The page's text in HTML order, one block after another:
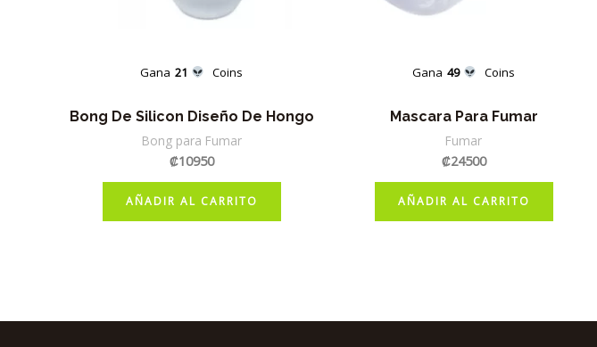
Gana 21 Coins
Bong De Silicon Diseño De Hongo
Bong para Fumar
₡10950
AÑADIR AL CARRITO
Gana 49 Coins
Mascara Para Fumar
Fumar
₡24500
AÑADIR AL CARRITO